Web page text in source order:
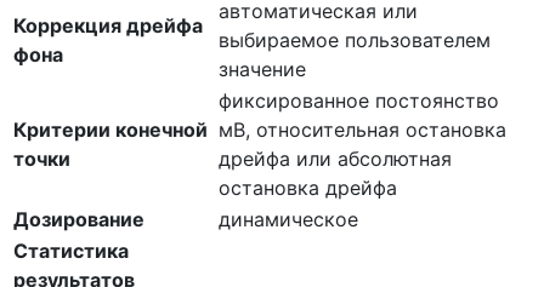
Коррекция дрейфа
фона
автоматическая или
выбираемое пользователем
значение
Критерии конечной
точки
фиксированное постоянство
мВ, относительная остановка
дрейфа или абсолютная
остановка дрейфа
Дозирование
динамическое
Статистика
результатов